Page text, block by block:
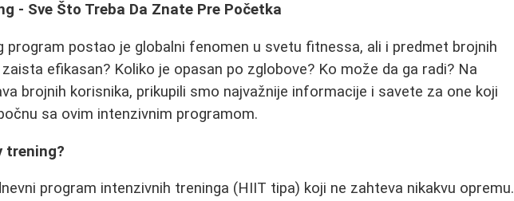
- Sve Što Treba Da Znate Pre Početka
program postao je globalni fenomen u svetu fitnessa, ali i predmet brojnih
efikasan? Koliko je opasan po zglobove? Ko može da ga radi? Na
brojnih korisnika, prikupili smo najvažnije informacije i savete za one koji
sa ovim intenzivnim programom.
trening?
program intenzivnih treninga (HIIT tipa) koji ne zahteva nikakvu opremu.